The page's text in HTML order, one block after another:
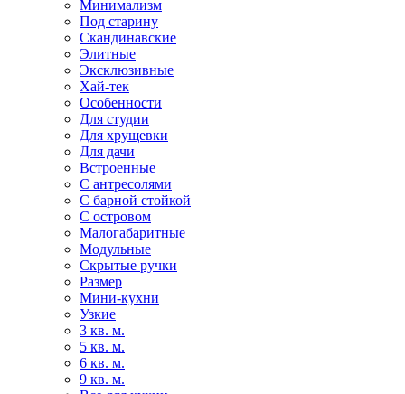
Минимализм
Под старину
Скандинавские
Элитные
Эксклюзивные
Хай-тек
Особенности
Для студии
Для хрущевки
Для дачи
Встроенные
С антресолями
С барной стойкой
С островом
Малогабаритные
Модульные
Скрытые ручки
Размер
Мини-кухни
Узкие
3 кв. м.
5 кв. м.
6 кв. м.
9 кв. м.